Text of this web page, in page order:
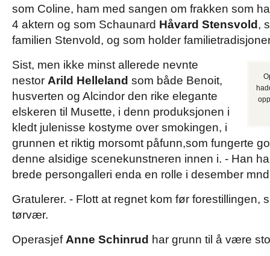
som Coline, ham med sangen om frakken som
4 aktern og som Schaunard Håvard Stensvold ,
familien Stenvold, og som holder
Sist, men ikke minst allerede nevnte
nestor Arild Helleland som både Benoit,
husverten og Alcindor den rike elegante
elskeren til Musette, i denn produksjonen i
kledt julenisse kostyme over smokingen, i
grunnen et riktig morsomt påfunn,som fungerte
denne alsidige scenekunstneren innen i. - Han
brede persongalleri enda en rolle i desember
Gratulerer. - Flott at regnet kom før forestillingen,
tørvær.
Operasjef Anne Schinrud har grunn til å være